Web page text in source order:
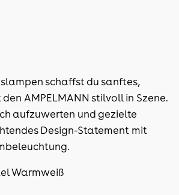
schaffst du sanftes,
AMPELMANN stilvoll in Szene.
aufzuwerten und gezielte
Design-Statement mit
Warmweiß